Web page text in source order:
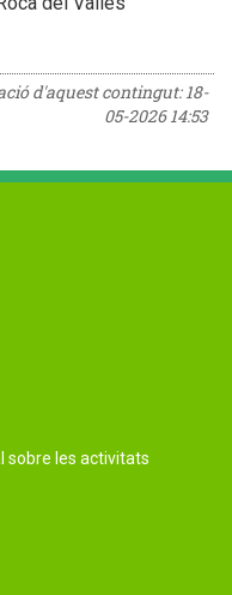
d'aquest contingut:18-
05-2026 14:53
sobre les activitats